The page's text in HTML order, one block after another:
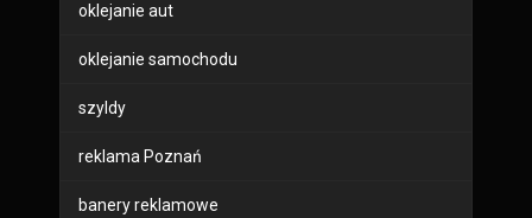
oklejanie aut
oklejanie samochodu
szyldy
reklama Poznań
banery reklamowe